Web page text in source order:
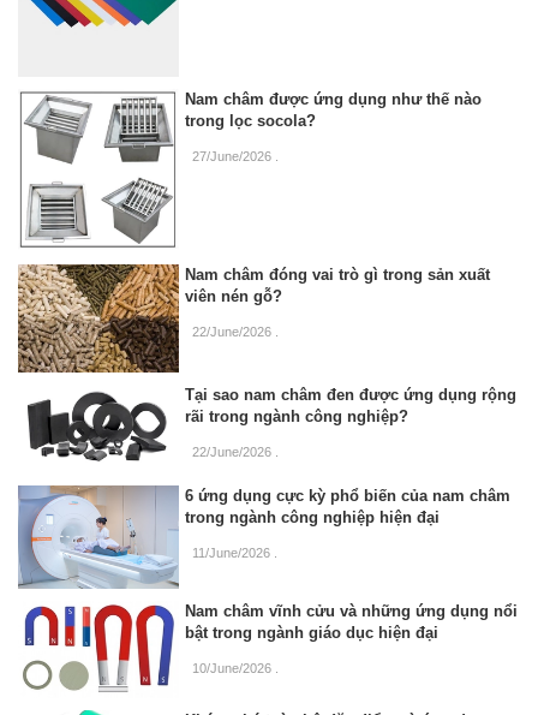
Nam châm được ứng dụng như thế nào
trong lọc socola?
27/June/2026
Nam châm đóng vai trò gì trong sản xuất
viên nén gỗ?
22/June/2026
Tại sao nam châm đen được ứng dụng rộng
rãi trong ngành công nghiệp?
22/June/2026
6 ứng dụng cực kỳ phổ biến của nam châm
trong ngành công nghiệp hiện đại
11/June/2026
Nam châm vĩnh cửu và những ứng dụng nổi
bật trong ngành giáo dục hiện đại
10/June/2026